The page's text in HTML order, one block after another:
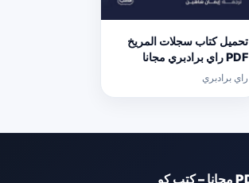
تحميل كتاب سجلات المريخ
PDF راي برادبري مجانا
راي برادبري